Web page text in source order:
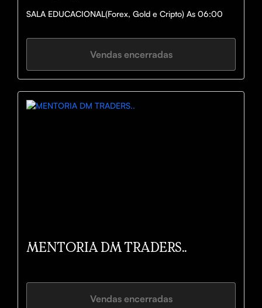
SALA EDUCACIONAL(Forex, Gold e Cripto) As 06:00
Vendas encerradas
MENTORIA DM TRADERS..
Vendas encerradas